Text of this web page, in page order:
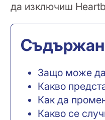
да изключиш
Защо може
Какво
Как да
Какво се